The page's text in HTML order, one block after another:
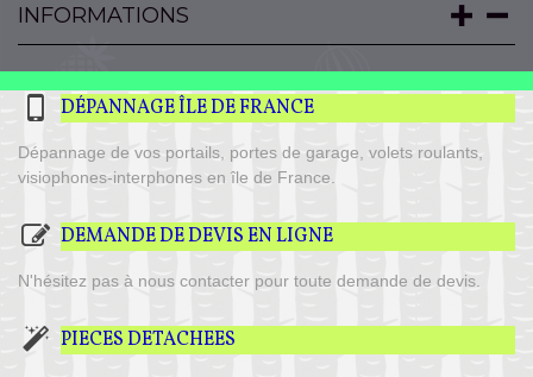
INFORMATIONS
DÉPANNAGE ÎLE DE FRANCE
Dépannage de vos portails, portes de garage, volets roulants,
visiophones-interphones en île de France.
DEMANDE DE DEVIS EN LIGNE
N'hésitez pas à nous contacter pour toute demande de devis.
PIECES DETACHEES